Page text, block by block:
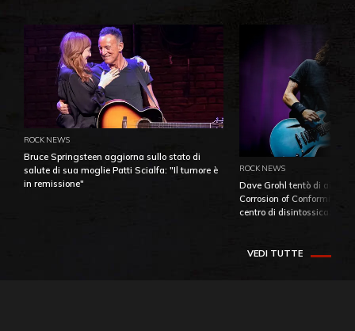
ROCK NEWS
Bruce Springsteen aggiorna sullo stato di
salute di sua moglie Patti Scialfa: "Il tumore è
in remissione"
ROCK NEWS
Dave Grohl tentò di
Corrosion of Conformity
centro di
VEDI TUTTE